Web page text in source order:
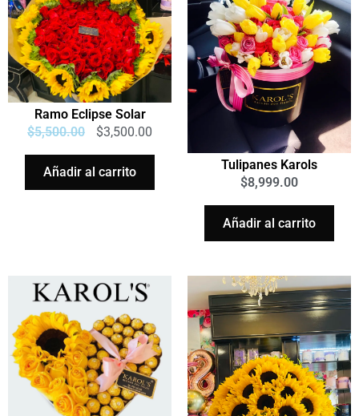
Ramo Eclipse Solar
$5,500.00 $3,500.00
Añadir al carrito
Tulipanes Karols
$8,999.00
Añadir al carrito